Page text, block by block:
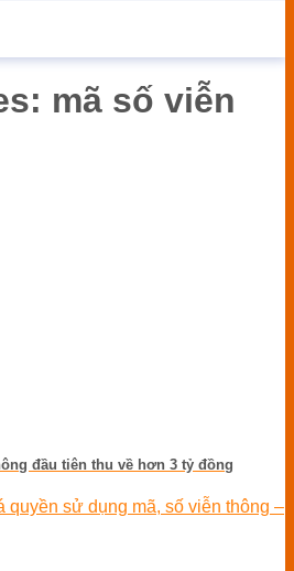
mã số viễn
đầu tiên thu về hơn 3 tỷ đồng
quyền sử dụng mã, số viễn thông –